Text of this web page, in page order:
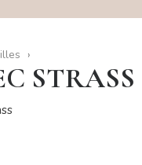
STRASS